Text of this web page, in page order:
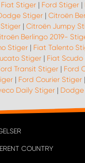
Fiat Stiger | Ford Stiger |
Stiger | Citroën
| Citroën Jumpy
Berlingo 2019-
Stiger| Fiat Talento
Stiger| Fiat
Transit Stiger| Ford
| Ford Courier Stiger|
Daily Stiger|
COUNTRY